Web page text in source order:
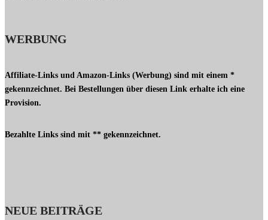
WERBUNG
Affiliate-Links und Amazon-Links (Werbung) sind mit einem *
gekennzeichnet. Bei Bestellungen über diesen Link erhalte ich eine
Provision.
Bezahlte Links sind mit ** gekennzeichnet.
NEUE BEITRÄGE